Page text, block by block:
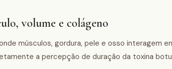
volume e colágeno
músculos, gordura, pele e osso interagem
a percepção de duração da toxina